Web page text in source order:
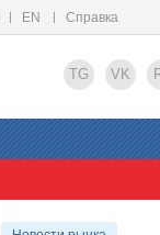
EN Справка
TG VK